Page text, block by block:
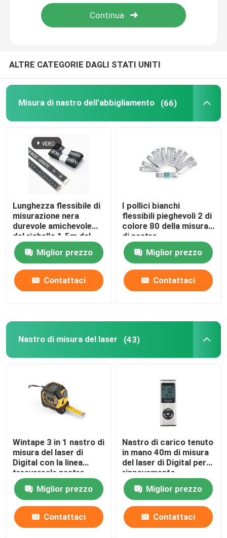
Giro della fabbrica
Controllo di qualità
Misura di nastro dell'abbigliamento
Nastro di misura del laser
Misura di nastro di cucito personale
Misura di nastro del diametro
Nastro di misurazione del peso animale
Metà di nastro di circonferenza del braccio
Nastro di misurazione di carta
misura di nastro d'acciaio
Misura di nastro di indagine
ruota di misurazione di distanza
ALTRE CATEGORIE DAGLI STATI UNITI
Misura di nastro dell'abbigliamento (66)
Lunghezza flessibile di
misurazione nera
durevole amichevole
del righello 1.5m del
nastro di Eco
Miglior prezzo
Contattaci
I pollici bianchi
flessibili pieghevoli 2 di
colore 80 della misura
di nastro
dell'abbigliamento
misura la lunghezza
con un contatore
Miglior prezzo
Contattaci
Nastro di misura del laser (43)
Wintape 3 in 1 nastro di
misura del laser di
Digital con la linea
trasversale nastro
d'acciaio tradizionale
del laserMiglior prezzo
Contattaci
Nastro di carico tenuto
in mano 40m di misura
del laser di Digital per
rinnovamento
domestico dell'interno
Miglior prezzo
Contattaci